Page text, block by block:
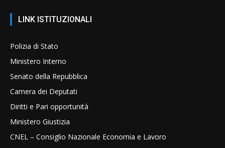
LINK ISTITUZIONALI
Polizia di Stato
Ministero Interno
Senato della Repubblica
Camera dei Deputati
Diritti e Pari opportunità
Ministero Giustizia
CNEL – Consiglio Nazionale Economia e Lavoro